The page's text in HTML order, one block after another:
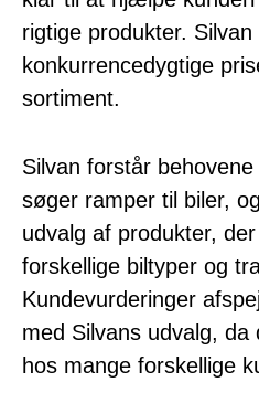
rigtige produkter.
konkurrencedygtige
sortiment.
Silvan forstår
søger ramper til biler,
udvalg af produkter,
forskellige biltyper og
Kundevurderinger
med Silvans udvalg,
hos mange forskellige